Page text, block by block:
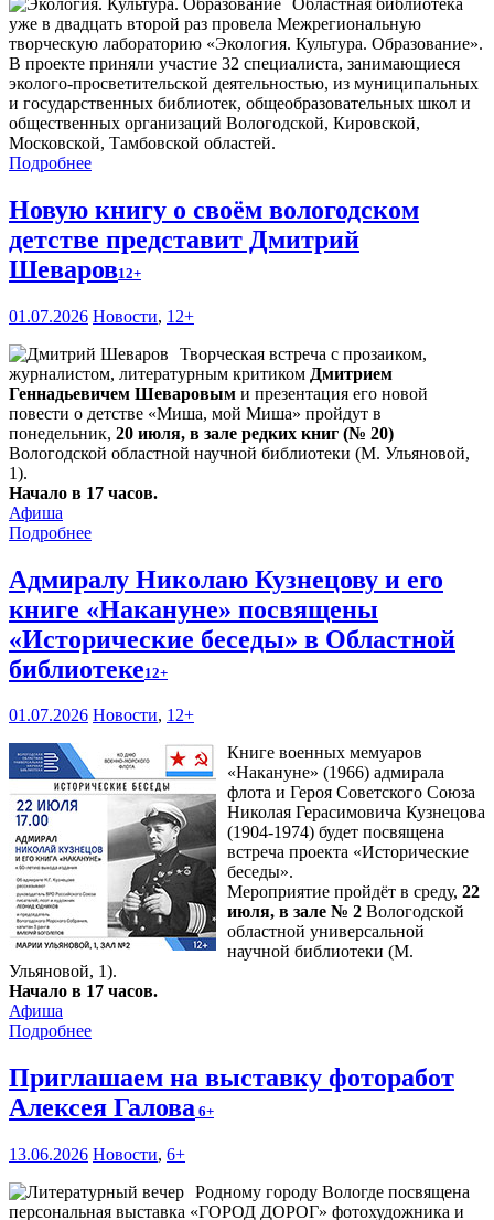
уже в двадцать второй раз провела Межрегиональную
творческую лабораторию «Экология. Культура. Образование».
В проекте приняли участие 32 специалиста, занимающиеся
эколого-просветительской деятельностью, из муниципальных
и государственных библиотек, общеобразовательных школ и
общественных организаций Вологодской, Кировской,
Московской, Тамбовской областей.
Подробнее
Новую книгу о своём вологодском
детстве представит Дмитрий
Шеваров12+
01.07.2026 Новости, 12+
Творческая встреча с прозаиком,
журналистом, литературным критиком Дмитрием
Геннадьевичем Шеваровым и презентация его новой
повести о детстве «Миша, мой Миша» пройдут в
понедельник, 20 июля, в зале редких книг (№ 20)
Вологодской областной научной библиотеки (М. Ульяновой,
1).
Начало в 17 часов.
Афиша
Подробнее
Адмиралу Николаю Кузнецову и его
книге «Накануне» посвящены
«Исторические беседы» в Областной
библиотеке12+
01.07.2026 Новости, 12+
Книге военных мемуаров
«Накануне» (1966) адмирала
флота и Героя Советского Союза
Николая Герасимовича Кузнецова
(1904-1974) будет посвящена
встреча проекта «Исторические
беседы».
Мероприятие пройдёт в среду, 22
июля, в зале № 2 Вологодской
областной универсальной
научной библиотеки (М.
Ульяновой, 1).
Начало в 17 часов.
Афиша
Подробнее
Приглашаем на выставку фоторабот
Алексея Галова 6+
13.06.2026 Новости, 6+
Родному городу Вологде посвящена
персональная выставка «ГОРОД ДОРОГ» фотохудожника и